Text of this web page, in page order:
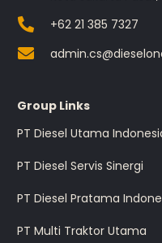
+62 21 385 7327
Group Links
PT Diesel Utama
PT Diesel Servis Sinergi
PT Diesel Pratama
PT Multi Traktor Utama